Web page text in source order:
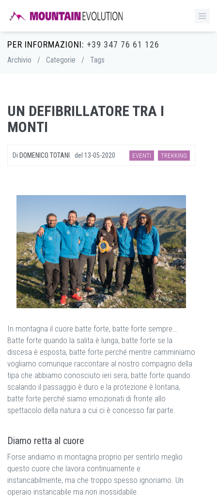
PER INFORMAZIONI: +39 347 76 61 126
Archivio / Categorie / Tags
UN DEFIBRILLATORE TRA I
MONTI
Di DOMENICO TOTANI del 13-05-2020 EVENTI TREKKING
In montagna il cuore batte forte, batte forte sempre…
Batte forte quando la salita è lunga, batte forte se la
discesa è esposta, batte forte perché mentre camminiamo
vogliamo comunque raccontare al nostro compagno della
tipa che abbiamo conosciuto ieri sera, batte forte quando
scalando il passaggio è duro e la protezione è lontana,
batte forte perché siamo emozionati di fronte allo
spettacolo della natura a cui ci è concesso far parte.
Diamo retta al cuore
Forse andiamo in montagna proprio per sentirlo meglio
questo cuore che lavora continuamente e
instancabilmente, ma che troppo spesso ignoriamo. Un
operaio instancabile ma non inossidabile.